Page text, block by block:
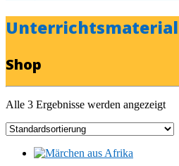
Shop
Alle 3 Ergebnisse werden angezeigt